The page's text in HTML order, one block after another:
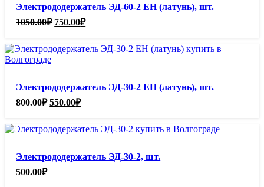
Электрододержатель ЭД-60-2 ЕН (латунь), шт.
1050.00₽ Первоначальная
1050.00₽.
750.00₽Текущая
750.00₽.
Электрододержатель ЭД-30-2 ЕН (латунь), шт.
800.00₽ Первоначальная
800.00₽.
550.00₽Текущая
550.00₽.
Электрододержатель ЭД-30-2, шт.
500.00₽